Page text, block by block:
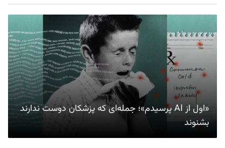
«اول از AI پرسیدم»؛ جمله‌ای که پزشکان دوست ندارند
بشنوند